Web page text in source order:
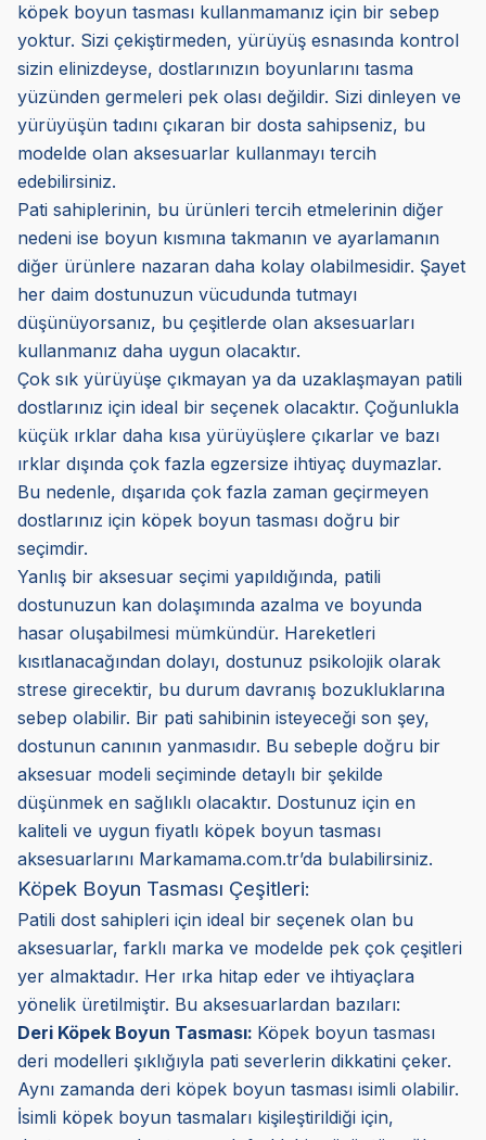
köpek boyun tasması kullanmamanız için bir sebep
yoktur. Sizi çekiştirmeden, yürüyüş esnasında kontrol
sizin elinizdeyse, dostlarınızın boyunlarını tasma
yüzünden germeleri pek olası değildir. Sizi dinleyen ve
yürüyüşün tadını çıkaran bir dosta sahipseniz, bu
modelde olan aksesuarlar kullanmayı tercih
edebilirsiniz.
Pati sahiplerinin, bu ürünleri tercih etmelerinin diğer
nedeni ise boyun kısmına takmanın ve ayarlamanın
diğer ürünlere nazaran daha kolay olabilmesidir. Şayet
her daim dostunuzun vücudunda tutmayı
düşünüyorsanız, bu çeşitlerde olan aksesuarları
kullanmanız daha uygun olacaktır.
Çok sık yürüyüşe çıkmayan ya da uzaklaşmayan patili
dostlarınız için ideal bir seçenek olacaktır. Çoğunlukla
küçük ırklar daha kısa yürüyüşlere çıkarlar ve bazı
ırklar dışında çok fazla egzersize ihtiyaç duymazlar.
Bu nedenle, dışarıda çok fazla zaman geçirmeyen
dostlarınız için köpek boyun tasması doğru bir
seçimdir.
Yanlış bir aksesuar seçimi yapıldığında, patili
dostunuzun kan dolaşımında azalma ve boyunda
hasar oluşabilmesi mümkündür. Hareketleri
kısıtlanacağından dolayı, dostunuz psikolojik olarak
strese girecektir, bu durum davranış bozukluklarına
sebep olabilir. Bir pati sahibinin isteyeceği son şey,
dostunun canının yanmasıdır. Bu sebeple doğru bir
aksesuar modeli seçiminde detaylı bir şekilde
düşünmek en sağlıklı olacaktır. Dostunuz için en
kaliteli ve uygun fiyatlı köpek boyun tasması
aksesuarlarını Markamama.com.tr’da bulabilirsiniz.
Köpek Boyun Tasması Çeşitleri:
Patili dost sahipleri için ideal bir seçenek olan bu
aksesuarlar, farklı marka ve modelde pek çok çeşitleri
yer almaktadır. Her ırka hitap eder ve ihtiyaçlara
yönelik üretilmiştir. Bu aksesuarlardan bazıları:
Deri Köpek Boyun Tasması: Köpek boyun tasması
deri modelleri şıklığıyla pati severlerin dikkatini çeker.
Aynı zamanda deri köpek boyun tasması isimli olabilir.
İsimli köpek boyun tasmaları kişileştirildiği için,